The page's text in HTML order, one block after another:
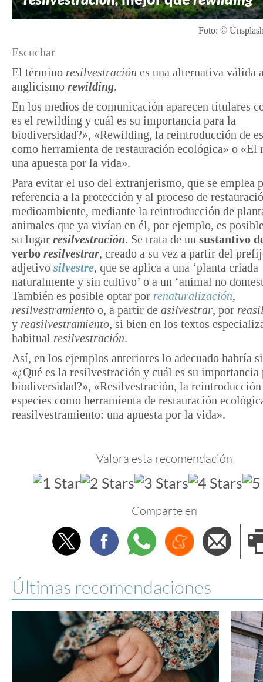
Foto: ©
Escuchar
El término resilvestración es una alternativa válida
anglicismo rewilding.
En los medios de comunicación aparecen titulares
es el rewilding y cuál es su importancia para la
biodiversidad?», «Rewilding, la reintroducción de
como herramienta de restauración ecológica» o
una apuesta por la vida».
Para evitar el uso del extranjerismo, que se emplea
referencia a la protección y al proceso de
medioambiente, mediante la reintroducción de
animales que ya vivían en él, por ejemplo, es
su lugar resilvestración. Se trata de un sustantivo
verbo resilvestrar, creado a su vez a partir del
adjetivo silvestre, que se aplica a una ‘planta criada
naturalmente y sin cultivo’ o a un ‘animal no
También es posible optar por renaturalización,
resilvestramiento o, a partir de asilvestrar, por
y reasilvestramiento, si bien en los textos
habitual resilvestración.
Así, en los ejemplos anteriores lo adecuado habría
«¿Qué es la resilvestración y cuál es su importancia
biodiversidad?», «Resilvestración, la reintroducción
especies como herramienta de restauración
reasilvestramiento: una apuesta por la vida».
Valora esta recomendación
Comparte en
TwitterFacebookWhatsappMenéame
Últimas recomendaciones